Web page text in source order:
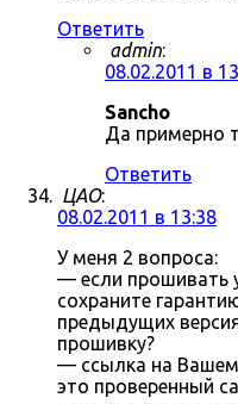
Ответить
admin:
08.02.2011 в
Sancho
Да примерно
Ответить
ЦАО:
08.02.2011 в 13:38
У меня 2 вопроса:
— если прошивать
сохраните
предыдущих
прошивку?
— ссылка на Вашем
это проверенный